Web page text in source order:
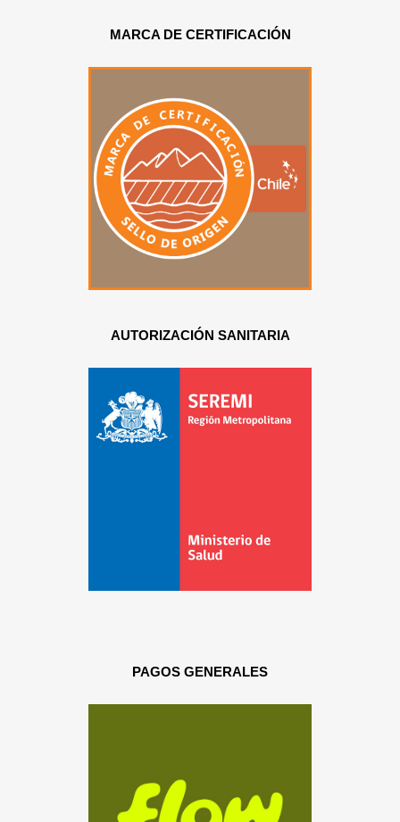
MARCA DE CERTIFICACIÓN
AUTORIZACIÓN SANITARIA
PAGOS GENERALES